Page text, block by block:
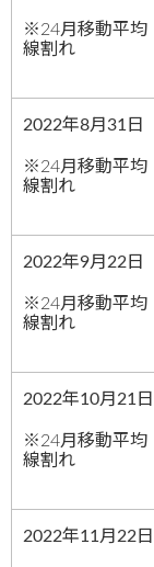
※24月移動平均
線割れ
2022年8月31日
※24月移動平均
線割れ
2022年9月22日
※24月移動平均
線割れ
2022年10月21日
※24月移動平均
線割れ
2022年11月22日